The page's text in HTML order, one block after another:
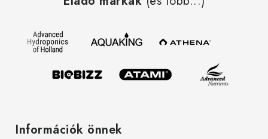
Információk önnek